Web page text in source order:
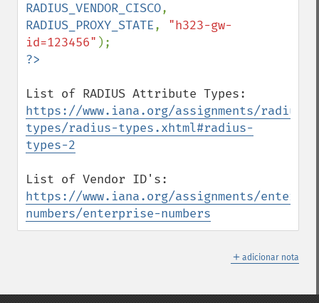
RADIUS_VENDOR_CISCO
RADIUS_PROXY_STATE, "h323-gw-
id=123456"
https://www.iana.org/assignments/radius-
types/radius-types.xhtml#radius-
types-2
https://www.iana.org/assignments/
numbers/enterprise-numbers
＋ adicionar nota